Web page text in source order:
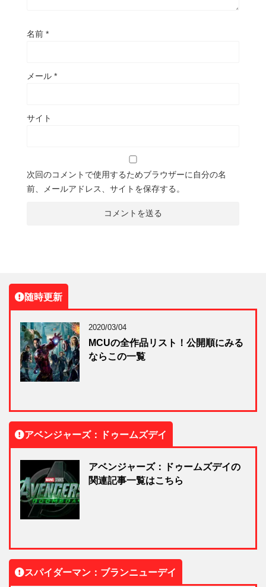
名前 *
メール *
サイト
次回のコメントで使用するためブラウザーに自分の名
前、メールアドレス、サイトを保存する。
随時更新
2020/03/04
MCUの全作品リスト！公開順にみる
ならこの一覧
アベンジャーズ：ドゥームズデイ
アベンジャーズ：ドゥームズデイの
関連記事一覧はこちら
スパイダーマン：ブランニューデイ